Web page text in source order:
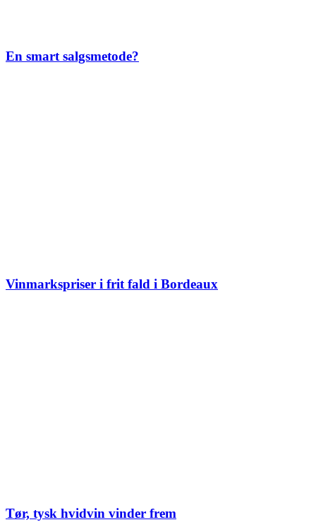
En smart salgsmetode?
Vinmarkspriser i frit fald i Bordeaux
Tør, tysk hvidvin vinder frem